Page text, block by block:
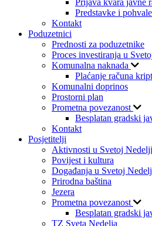
Predstavke i
Kontakt
Poduzetnici
Prednosti za poduzetnike
Proces investiranja u
Komunalna naknada
Plaćanje računa
Komunalni doprinos
Prostorni plan
Prometna povezanost
Besplatan gradski
Kontakt
Posjetitelji
Aktivnosti u Svetoj Nedelji
Povijest i kultura
Događanja u Svetoj
Prirodna baština
Jezera
Prometna povezanost
Besplatan gradski
TZ Sveta Nedelja